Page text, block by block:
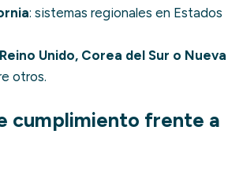
: sistemas regionales en Estados
Unido, Corea del Sur o Nueva
otros.
cumplimiento frente a